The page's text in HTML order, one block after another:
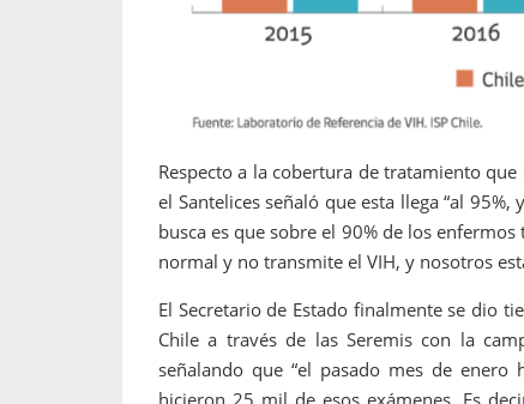
Respecto a la cobertura de tratamiento
el Santelices señaló que esta llega “al
busca es que sobre el 90% de los
normal y no transmite el VIH, y nosotros
El Secretario de Estado finalmente se dio
Chile a través de las Seremis con la
señalando que “el pasado mes de
hicieron 25 mil de esos exámenes. Es